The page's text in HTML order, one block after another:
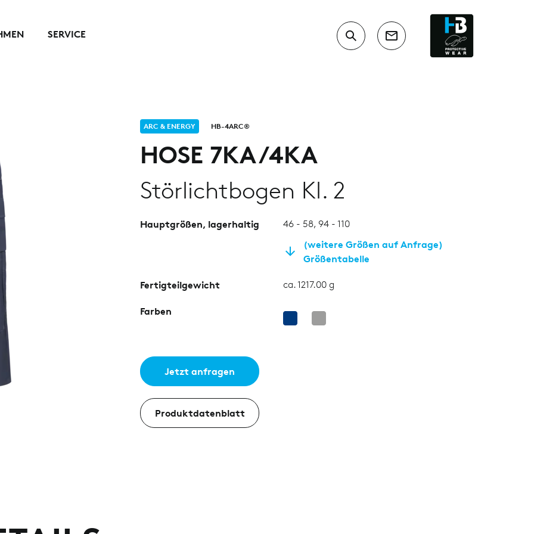
SERVICE
ARC & ENERGY HB-4ARC®
HOSE 7KA/4KA
Störlichtbogen Kl. 2
Hauptgrößen, lagerhaltig 46 - 58, 94 - 110
(weitere Größen auf Anfrage)
Größentabelle
Fertigteilgewicht ca. 1217.00 g
Farben
Jetzt anfragen
Produktdatenblatt